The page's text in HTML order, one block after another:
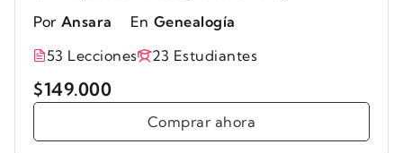
Por Ansara En Genealogía
53 Lecciones
23 Estudiantes
$149.000
Comprar ahora